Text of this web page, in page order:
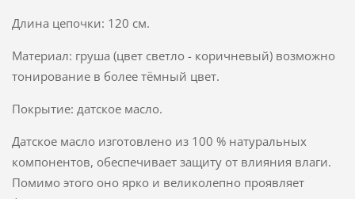
Длина цепочки: 120 см.
Материал: груша (цвет светло - коричневый) возможно
тонирование в более тёмный цвет.
Покрытие: датское масло.
Датское масло изготовлено из 100 % натуральных
компонентов, обеспечивает защиту от влияния влаги.
Помимо этого оно ярко и великолепно проявляет